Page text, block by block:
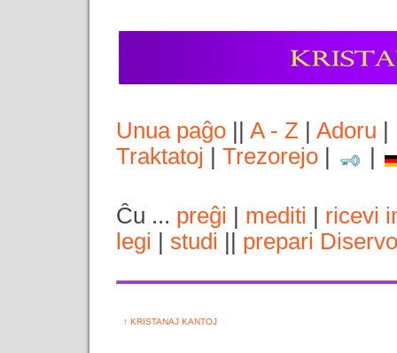
Unua paĝo ||A - Z |Adoru
Traktatoj |Trezorejo
Ĉu ... preĝi mediti
ricevi
legi
studi prepari
↑ KRISTANAJ KANTOJ